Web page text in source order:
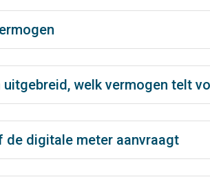
uitgebreid, welk vermogen telt
de digitale meter aanvraagt